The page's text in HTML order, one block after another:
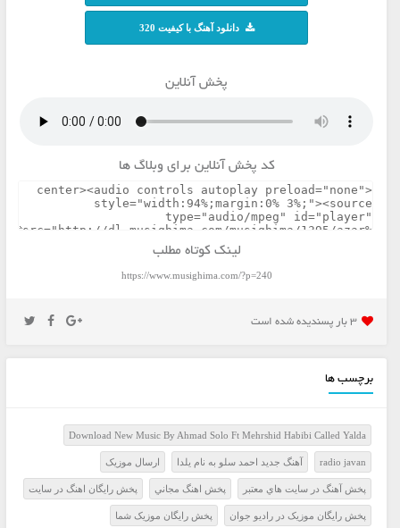
دانلود آهنگ با کیفیت 320
پخش آنلاین
کد پخش آنلاین برای وبلاگ ها
لینک کوتاه مطلب
https://www.musighima.com/?p=240
3 بار پسنديده شده است
برچسب ها
Download New Music By Ahmad Solo Ft Mehrshid Habibi Called Yalda
radio javan آهنگ جدید احمد سلو به نام یلدا ارسال موزيک
پخش آهنگ در سايت هاي معتبر پخش اهنگ مجاني پخش رايگان اهنگ در سايت
پخش رايگان موزيک در راديو جوان پخش رايگان موزيک شما